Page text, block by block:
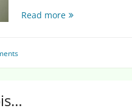
Read moreBonne
docs